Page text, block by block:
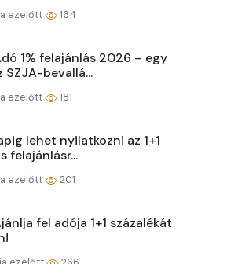
ezelőtt 164
1% felajánlás 2026 – egy
SZJA-bevallá...
ezelőtt 181
lehet nyilatkozni az 1+1
felajánlásr...
ezelőtt 201
fel adója 1+1 százalékát